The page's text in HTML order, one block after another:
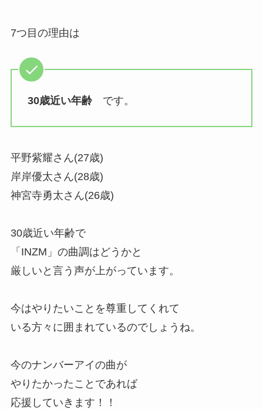
7つ目の理由は
30歳近い年齢です。
平野紫耀さん(27歳)
岸岸優太さん(28歳)
神宮寺勇太さん(26歳)
30歳近い年齢で
「INZM」の曲調はどうかと
厳しいと言う声が上がっています。
今はやりたいことを尊重してくれて
いる方々に囲まれているのでしょうね。
今のナンバーアイの曲が
やりたかったことであれば
応援していきます！！